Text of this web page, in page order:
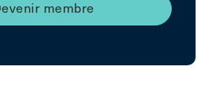
membre